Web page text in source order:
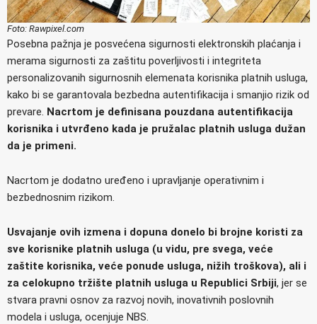
Foto: Rawpixel.com
Posebna pažnja je posvećena sigurnosti elektronskih plaćanja i
merama sigurnosti za zaštitu poverljivosti i integriteta
personalizovanih sigurnosnih elemenata korisnika platnih usluga,
kako bi se garantovala bezbedna autentifikacija i smanjio rizik od
prevare. Nacrtom je definisana pouzdana autentifikacija
korisnika i utvrđeno kada je pružalac platnih usluga dužan
da je primeni.
Nacrtom je dodatno uređeno i upravljanje operativnim i
bezbednosnim rizikom.
Usvajanje ovih izmena i dopuna donelo bi brojne koristi za
sve korisnike platnih usluga (u vidu, pre svega, veće
zaštite korisnika, veće ponude usluga, nižih troškova), ali i
za celokupno tržište platnih usluga u Republici Srbiji, jer se
stvara pravni osnov za razvoj novih, inovativnih poslovnih
modela i usluga, ocenjuje NBS.